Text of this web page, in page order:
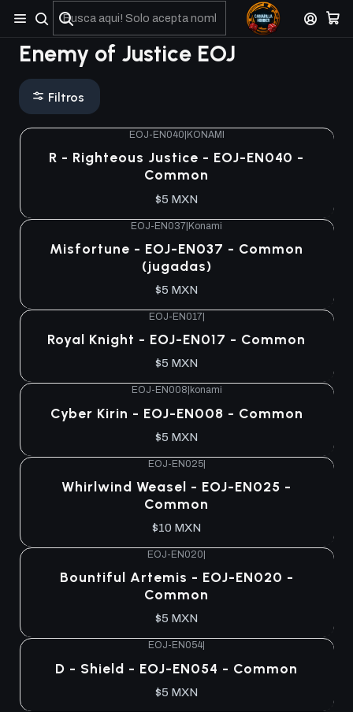
No olviden reportar sus depositos y transferencias por Whatsapp
Enemy of Justice EOJ
Filtros
EOJ-EN040 KONAMI
R - Righteous Justice - EOJ-EN040 -
Common
$5 MXN
EOJ-EN037|Konami
Misfortune - EOJ-EN037 - Common
(jugadas)
$5 MXN
EOJ-EN017|
Royal Knight - EOJ-EN017 - Common
$5 MXN
EOJ-EN008 konami
Cyber Kirin - EOJ-EN008 - Common
$5 MXN
EOJ-EN025|
Whirlwind Weasel - EOJ-EN025 -
Common
$10 MXN
EOJ-EN020
Bountiful Artemis - EOJ-EN020 -
Common
$5 MXN
EOJ-EN054
D - Shield - EOJ-EN054 - Common
$5 MXN